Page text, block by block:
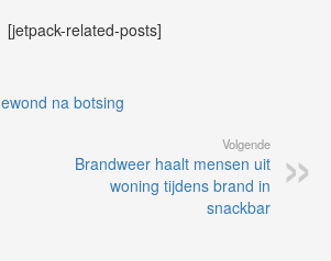
[jetpack-related-posts]
na botsing
Volgende
Brandweer haalt mensen uit
woning tijdens brand in
snackbar